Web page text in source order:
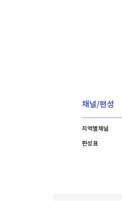
채널/편성
지역별채널
편성표